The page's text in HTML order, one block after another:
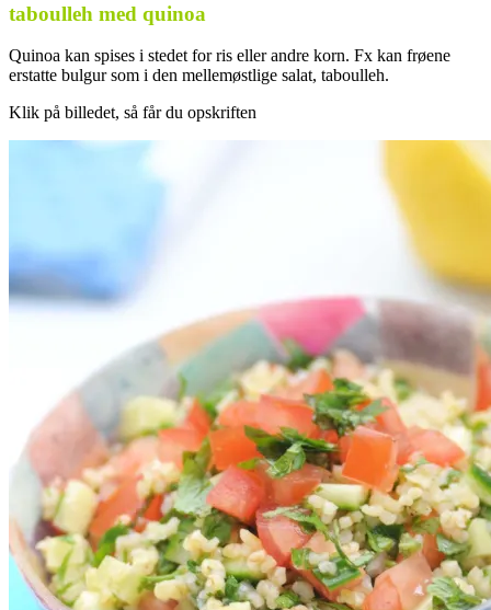
taboulleh med quinoa
Quinoa kan spises i stedet for ris eller andre korn. Fx kan frøene
erstatte bulgur som i den mellemøstlige salat, taboulleh.
Klik på billedet, så får du opskriften